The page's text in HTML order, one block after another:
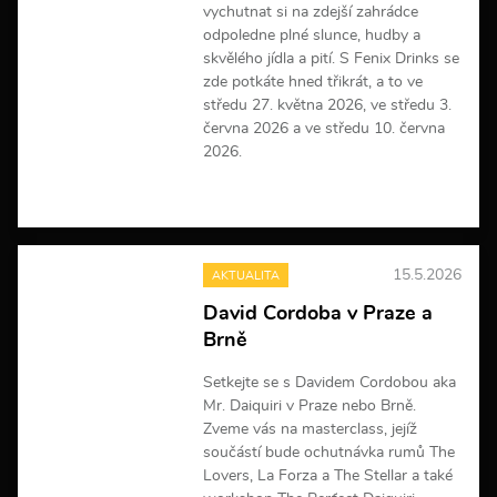
í
vychutnat si na zdejší zahrádce
odpoledne plné slunce, hudby a
skvělého jídla a pití. S Fenix Drinks se
zde potkáte hned třikrát, a to ve
středu 27. května 2026, ve středu 3.
června 2026 a ve středu 10. června
2026.
e
i
f
o
m
a
í
AKTUALITA 15.5.2026
David Cordoba v Praze a
Brně
Setkejte se s Davidem Cordobou aka
Mr. Daiquiri v Praze nebo Brně.
Zveme vás na masterclass, jejíž
součástí bude ochutnávka rumů The
Lovers, La Forza a The Stellar a také